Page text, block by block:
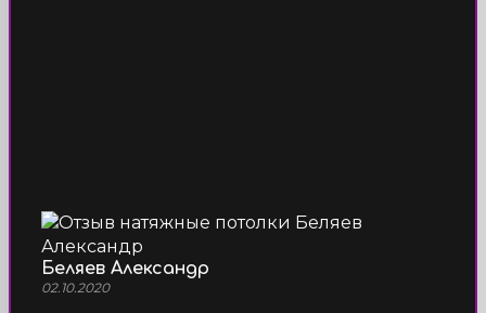
Беляев Александр
02.10.2020